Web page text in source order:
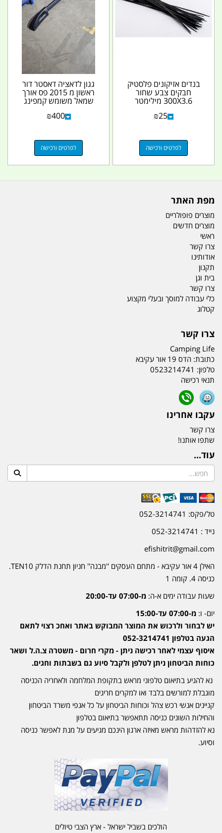
בנדים אזיקונים פלסטיק
חבקים צבע שחור
300X3.6 מילימטר
₪25
לפרטים ורכישה
גגון לדאציה דאסטר דור
ראשון מ 2015 פס אורך
שמאל משומש קמפינג
₪400
לפרטים ורכישה
מפת האתר
מוצרים פופולריים
מוצרים חדשים
ראשי
צרו קשר
אודותינו
תקנון
בית וגן
צרו קשר
כלי עבודה למוסך ובעלי מקצוע
קטלוג
צרו קשר
Camping Life
כתובת: הדס 19 אור עקיבא
טלפון: 0523214741
תנאי רכישה
עקבו אחרינו
צרו קשר
שתפו אותנו!
עוד...
טל/פקס: 052-3214741
נייד : 052-3214741
efishitrit@gmail.com
האילן 4 אור עקיבא - מתחם העסקים ''מבנה'' חניון תחנת הדלק TEN10.
כניסה 4. קומה 1
שעות עבודה ימים א-ה: מ-07:00 עד-20:00
יום- ו: מ-07:00 עד-15:00
יש לבחור ולרכוש את המוצר המבוקש באתר ואחכ רצוי לתאם
הגעה בטלפון 052-3214741
איסוף עצמי לאחר רכישה ניתן - מקרי חרום - משטרה צ.ה.ל ושאר
כוחות הביטחון ניתן לטלפן ולקבל סיוע גם בשבתות וחגים.
נא להגיע בתיאום טלפוני מראש בתקופת המלחמה ולאחריה הכניסה
מוגבלת למורשים בלבד ואו למקרים חריגים
קניינים אנשי רכש צהל וכוחות הביטחון על כל אגפי משרד הביטחון
והחילות השונים כניסה תתאפשר בתיאום בטלפון
נא להזדהות מראש מאיזה ארגון הינכם מגיעים על מנת לאפשר כניסה
וסיוע.
הולכים בשביל ישראל - ארץ הצבי טיולים